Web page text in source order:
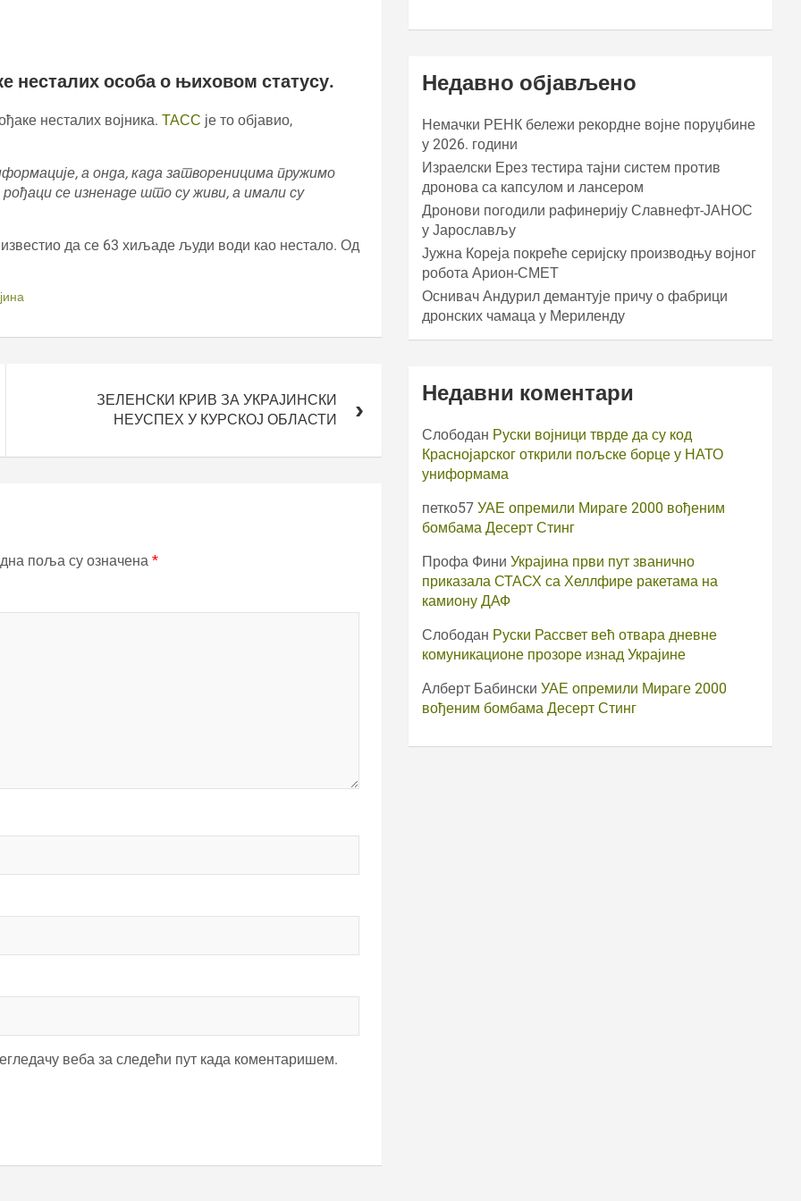
несталих особа о њиховом статусу.
несталих војника. ТАСС је то објавио,
а онда, када затвореницима пружимо
рођаци се изненаде што су живи, а имали су
да се 63 хиљаде људи води као нестало. Од
ЗЕЛЕНСКИ КРИВ ЗА УКРАЈИНСКИ
НЕУСПЕХ У КУРСКОЈ ОБЛАСТИ
поља су означена *
веба за следећи пут када коментаришем.
Недавно објављено
Немачки РЕНК бележи рекордне војне поруџбине
у 2026. години
Израелски Ерез тестира тајни систем против
дронова са капсулом и лансером
Дронови погодили рафинерију Славнефт-ЈАНОС
у Јарослављу
Јужна Кореја покреће серијску производњу војног
робота Арион-СМЕТ
Оснивач Андурил демантује причу о фабрици
дронских чамаца у Мериленду
Недавни коментари
Слободан Руски војници тврде да су код
Краснојарског открили пољске борце у НАТО
униформама
петко57 УАЕ опремили Мираге 2000 вођеним
бомбама Десерт Стинг
Профа Фини Украјина први пут званично
приказала СТАСХ са Хеллфире ракетама на
камиону ДАФ
Слободан Руски Рассвет већ отвара дневне
комуникационе прозоре изнад Украјине
Алберт Бабински УАЕ опремили Мираге 2000
вођеним бомбама Десерт Стинг